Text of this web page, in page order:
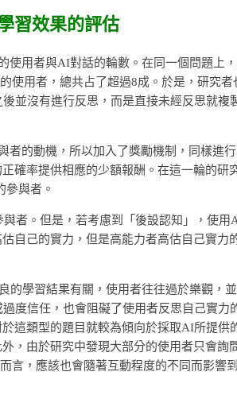
習效果的評估
使用者與AI對話的輪數。在同一個問題上
使用者，總共占了超過8成。於是，研究者
並沒有進行反思，而是直接未經反思就複
者的動機，所以加入了獎勵機制，同樣進
確率提供相應的少額報酬。在這一輪的研
與者。
者。但是，若考慮到「後設認知」，使用
自己的實力，但是高能力者高估自己實力
的學習結果有關，使用者往往過於樂觀，
度信任，也會阻礙了使用者反思自己實力
這類型的題目就較為傾向於採取AI所提供
，由於研究中發現大部分的使用者只會詢
言，應該也會隨著互動程度的不同而影響